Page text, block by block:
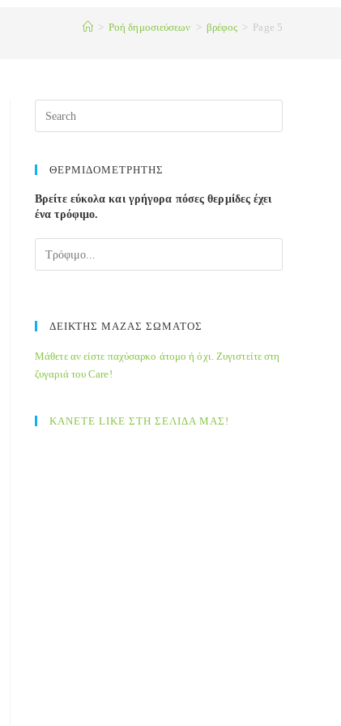
> Ροή δημοσιεύσεων > βρέφος > Page 5
ΘΕΡΜΙΔΟΜΕΤΡΗΤΗΣ
Βρείτε εύκολα και γρήγορα πόσες θερμίδες έχει
ένα τρόφιμο.
ΔΕΙΚΤΗΣ ΜΑΖΑΣ ΣΩΜΑΤΟΣ
Μάθετε αν είστε παχύσαρκο άτομο ή όχι. Ζυγιστείτε στη
ζυγαριά του Care!
ΚΑΝΕΤΕ LIKE ΣΤΗ ΣΕΛΙΔΑ ΜΑΣ!